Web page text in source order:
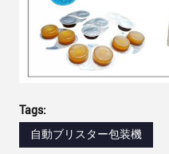
Tags:
自動ブリスター包装機